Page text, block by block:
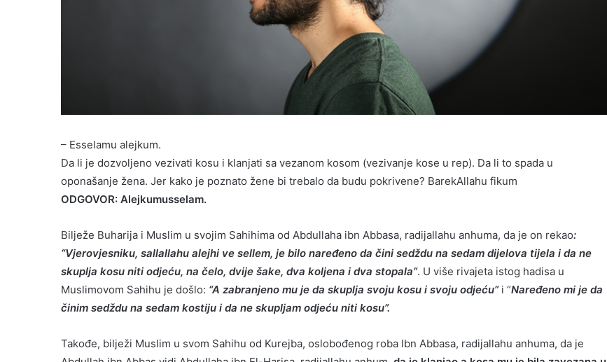
– Esselamu alejkum.
Da li je dozvoljeno vezivati kosu i klanjati sa vezanom kosom (vezivanje kose u rep). Da li to spada u
oponašanje žena. Jer kako je poznato žene bi trebalo da budu pokrivene? BarekAllahu fikum
ODGOVOR: Alejkumusselam.
Bilježe Buharija i Muslim u svojim Sahihima od Abdullaha ibn Abbasa, radijallahu anhuma, da je on rekao:
“Vjerovjesniku, sallallahu alejhi ve sellem, je bilo naređeno da čini sedždu na sedam dijelova tijela i da ne
skuplja kosu niti odjeću, na čelo, dvije šake, dva koljena i dva stopala”. U više rivajeta istog hadisa u
Muslimovom Sahihu je došlo: “A zabranjeno mu je da skuplja svoju kosu i svoju odjeću”i “Naređeno mi je da
činim sedždu na sedam kostiju i da ne skupljam odjeću niti kosu”.
Takođe, bilježi Muslim u svom Sahihu od Kurejba, oslobođenog roba Ibn Abbasa, radijallahu anhuma, da je